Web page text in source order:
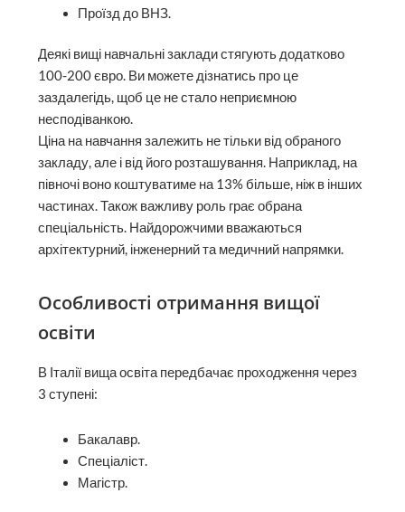
Проїзд до ВНЗ.
Деякі вищі навчальні заклади стягують додатково
100-200 євро. Ви можете дізнатись про це
заздалегідь, щоб це не стало неприємною
несподіванкою.
Ціна на навчання залежить не тільки від обраного
закладу, але і від його розташування. Наприклад, на
півночі воно коштуватиме на 13% більше, ніж в інших
частинах. Також важливу роль грає обрана
спеціальність. Найдорожчими вважаються
архітектурний, інженерний та медичний напрямки.
Особливості отримання вищої
освіти
В Італії вища освіта передбачає проходження через
3 ступені:
Бакалавр.
Спеціаліст.
Магістр.